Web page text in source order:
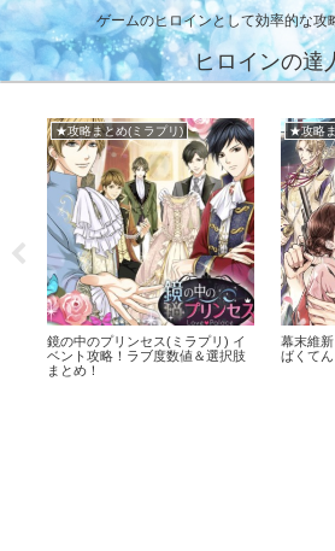
ゲームのヒロインとして効率的な攻
ヒロインの達
ス(ミラプリ) イ
度数値＆選択肢
幕末維新 天翔ける恋 攻略まと
ばくてん！